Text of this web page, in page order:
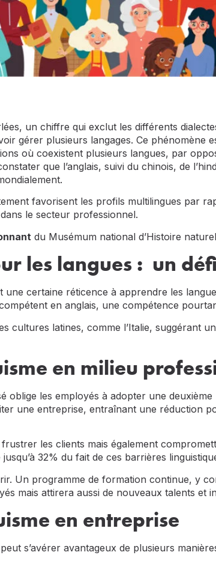
un chiffre qui exclut les différents
gérer plusieurs langages. Ce phénomène
où coexistent plusieurs langues, par
que l’anglais, suivi du chinois, de
favorisent les profils multilingues par
le secteur professionnel.
du Musémum national d’Histoire
les langues : un
certaine réticence à apprendre les
en anglais, une compétence
cultures latines, comme l’Italie, suggérant
en milieu
oblige les employés à adopter une deuxième
une entreprise, entraînant une réduction
les clients mais également
32% du fait de ces barrières
Un programme de formation continue, y
mais attirera aussi de nouveaux talents et
en entreprise
s’avérer avantageux de plusieurs